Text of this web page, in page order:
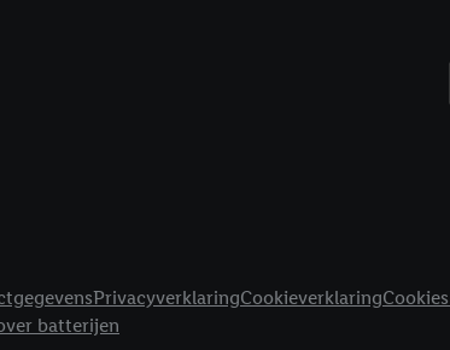
PrivacyverklaringCookieverklaring
batterijen